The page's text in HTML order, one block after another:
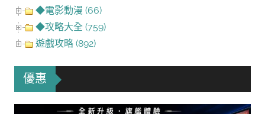
◆電影動漫 (66)
◆攻略大全 (759)
遊戲攻略 (892)
優惠